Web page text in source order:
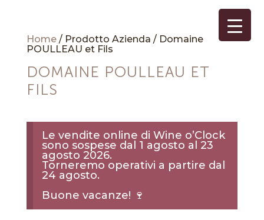
Home/ Prodotto Azienda / Domaine
POULLEAU et Fils
DOMAINE POULLEAU ET
FILS
Le vendite online di Wine o’Clock
sono sospese dal 1 agosto al 23
agosto 2026.
Torneremo operativi a partire dal
24 agosto.
Buone vacanze! 🍷